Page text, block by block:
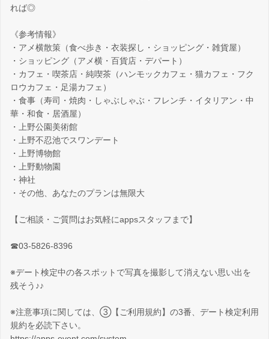
れば◎
《参考情報》
・アメ横散策（食べ歩き・衣装探し・ショッピング・雑貨屋）
・ショッピング（アメ横・百貨店・デパート）
・カフェ・喫茶店・純喫茶（ハンモックカフェ・猫カフェ・フク
ロウカフェ・足湯カフェ）
・食事（寿司・焼肉・しゃぶしゃぶ・フレンチ・イタリアン・中
華・和食・居酒屋）
・上野公園美術館
・上野不忍池でスワンデート
・上野博物館
・上野動物園
・神社
・その他、あなたのプランは無限大
【ご相談・ご質問はお気軽にappsスタッフまで】
☎03-5826-8396
※デート検定中の各スポットで写真を撮影して消えない思い出を
残そう♪♪
※注意事項に関しては、③【ご利用規約】の3番、デート検定利用
規約を必読下さい。